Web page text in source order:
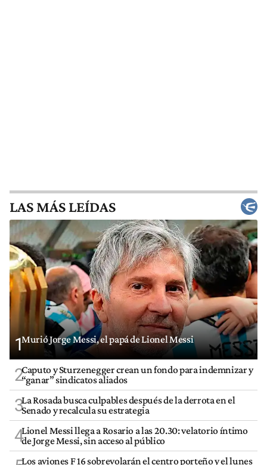
LAS MÁS LEÍDAS
1Murió Jorge Messi, el papá de Lionel Messi
2Caputo y Sturzenegger crean un fondo para indemnizar y
“ganar” sindicatos aliados
3La Rosada busca culpables después de la derrota en el
Senado y recalcula su estrategia
4Lionel Messi llega a Rosario a las 20.30: velatorio íntimo
de Jorge Messi, sin acceso al público
Los aviones F 16 sobrevolarán el centro porteño y el lunes